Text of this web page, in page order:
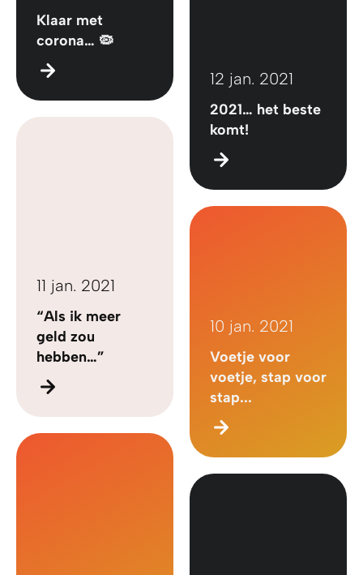
Klaar met
corona… 🦠
12 jan. 2021
2021… het beste
komt!
11 jan. 2021
“Als ik meer
geld zou
hebben…”
10 jan. 2021
Voetje voor
voetje, stap voor
stap...